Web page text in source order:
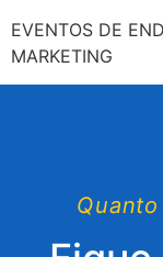
EVENTOS DE
MARKETING